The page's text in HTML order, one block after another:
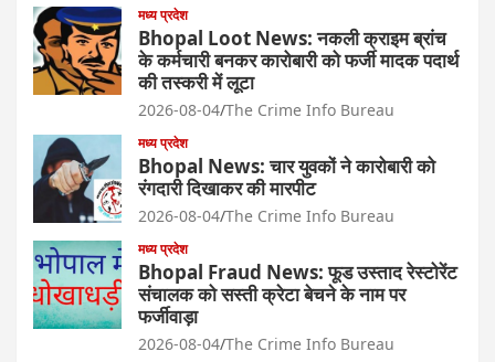
मध्य प्रदेश
Bhopal Loot News: नकली क्राइम ब्रांच
के कर्मचारी बनकर कारोबारी को फर्जी मादक पदार्थ
की तस्करी में लूटा
2026-08-04 The Crime Info Bureau
मध्य प्रदेश
Bhopal News: चार युवकों ने कारोबारी को
रंगदारी दिखाकर की मारपीट
2026-08-04 The Crime Info Bureau
मध्य प्रदेश
Bhopal Fraud News: फूड उस्ताद रेस्टोरेंट
संचालक को सस्ती क्रेटा बेचने के नाम पर
फर्जीवाड़ा
2026-08-04 The Crime Info Bureau